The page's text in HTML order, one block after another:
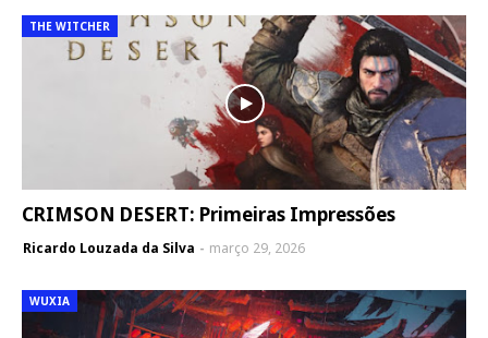
THE WITCHER
CRIMSON DESERT: Primeiras Impressões
Ricardo Louzada da Silva março 29, 2026
WUXIA